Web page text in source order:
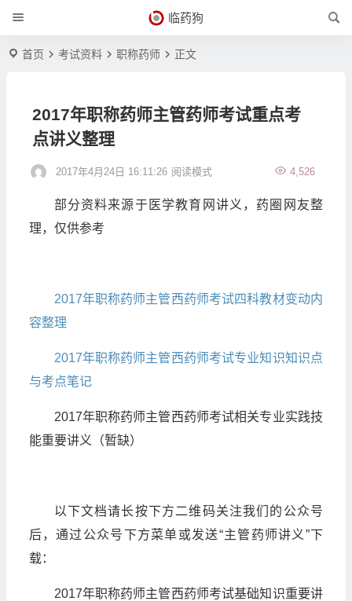
临药狗
首页 考试资料 职称药师 正文
2017年职称药师主管药师考试重点考
点讲义整理
2017年4月24日 16:11:26 4,526
阅读模式
部分资料来源于医学教育网讲义，药圈网友整
理，仅供参考
2017年职称药师主管西药师考试四科教材变动内
容整理
2017年职称药师主管西药师考试专业知识知识点
与考点笔记
2017年职称药师主管西药师考试相关专业实践技
能重要讲义（暂缺）
以下文档请长按下方二维码关注我们的公众号
后，通过公众号下方菜单或发送“主管药师讲义”下
载：
2017年职称药师主管西药师考试基础知识重要讲